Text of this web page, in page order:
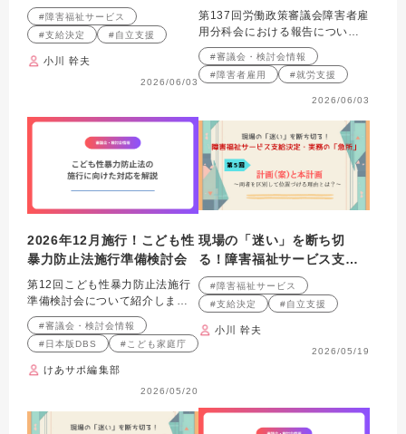
決定・実務の「急所」 第6
回 医ケア児（親の休息）
～感情論と制度論の板挟み
をどう捉えるか～
#障害福祉サービス
#支給決定
#自立支援
小川 幹夫
2026/06/03
告書
第137回労働政策審議会障害者雇
用分科会における報告について
紹介します。
#審議会・検討会情報
#障害者雇用
#就労支援
2026/06/03
2026年12月施行！こども性
暴力防止法施行準備検討会
第12回こども性暴力防止法施行
準備検討会について紹介しま
す。
#審議会・検討会情報
#日本版DBS
#こども家庭庁
けあサポ編集部
2026/05/20
現場の「迷い」を断ち切
る！障害福祉サービス支給
決定・実務の「急所」 第５
回 計画（案）と本計画～
両者を区別して位置づける
理由とは？～
#障害福祉サービス
#支給決定
#自立支援
小川 幹夫
2026/05/19